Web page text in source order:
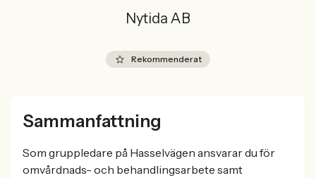
Nytida AB
Rekommenderat
Sammanfattning
Som gruppledare på Hasselvägen ansvarar du för
omvårdnads- och behandlingsarbete samt